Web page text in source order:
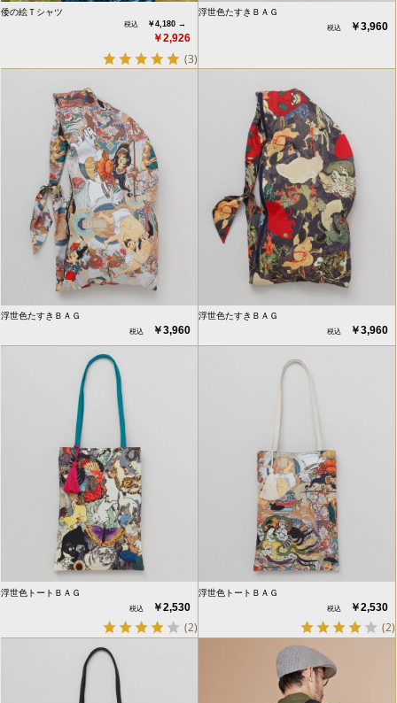
倭の絵Ｔシャツ
￥4,180 →
￥2,926
(3)
浮世色たすきＢＡＧ
￥3,960
浮世色たすきＢＡＧ
￥3,960
浮世色たすきＢＡＧ
￥3,960
浮世色トートＢＡＧ
￥2,530
(2)
浮世色トートＢＡＧ
￥2,530
(2)